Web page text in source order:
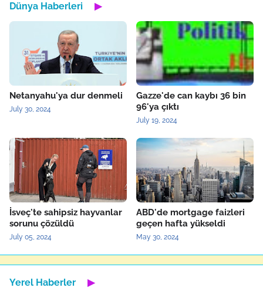
Dünya Haberleri ▶
Netanyahu'ya dur denmeli
July 30, 2024
Gazze'de can kaybı 36 bin
96'ya çıktı
July 19, 2024
İsveç'te sahipsiz hayvanlar
sorunu çözüldü
July 05, 2024
ABD'de mortgage faizleri
geçen hafta yükseldi
May 30, 2024
Yerel Haberler ▶